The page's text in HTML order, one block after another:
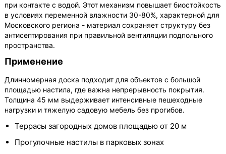
при контакте с водой. Этот механизм повышает биостойкость
в условиях переменной влажности 30-80%, характерной для
Московского региона - материал сохраняет структуру без
антисептирования при правильной вентиляции подпольного
пространства.
Применение
Длинномерная доска подходит для объектов с большой
площадью настила, где важна непрерывность покрытия.
Толщина 45 мм выдерживает интенсивные пешеходные
нагрузки и тяжелую садовую мебель без прогибов.
Террасы загородных домов площадью от 20 м
Прогулочные настилы в парковых зонах